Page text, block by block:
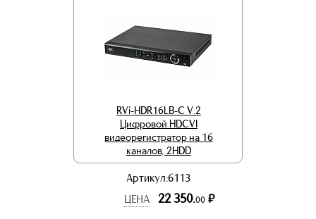
RVi-HDR16LB-C V.2
Цифровой HDCVI
видеорегистратор на 16
каналов, 2HDD
Артикул:6113
ЦЕНА
22 350.00 р.